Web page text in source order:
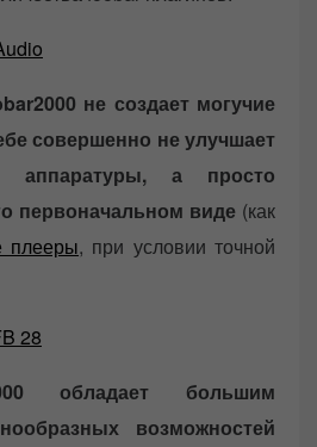
не создает могучие
совершенно не улучшает
аппаратуры, а просто
первоначальном виде (как
плееры, при условии точной
обладает большим
возможностей